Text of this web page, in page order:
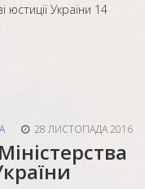
України 14
28 ЛИСТОПАДА 2016